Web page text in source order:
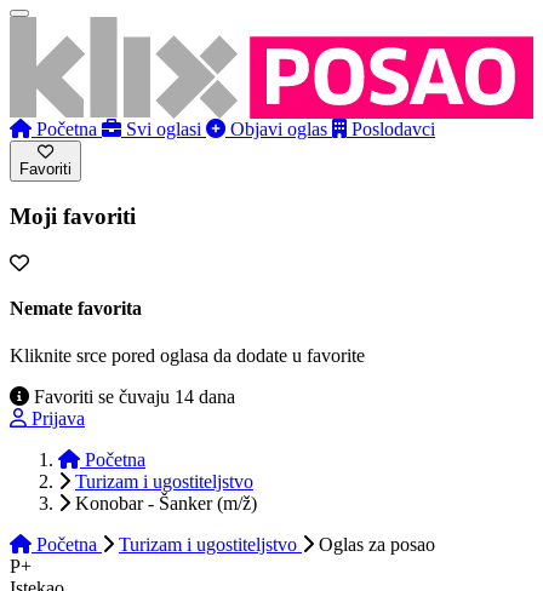
Početna Svi oglasi Objavi oglas Poslodavci
Favoriti
Moji favoriti
Nemate favorita
Kliknite srce pored oglasa da dodate u favorite
Favoriti se čuvaju 14 dana
Prijava
Početna
Turizam i ugostiteljstvo
Konobar - Šanker (m/ž)
Početna
Turizam i ugostiteljstvo Oglas za posao
P+